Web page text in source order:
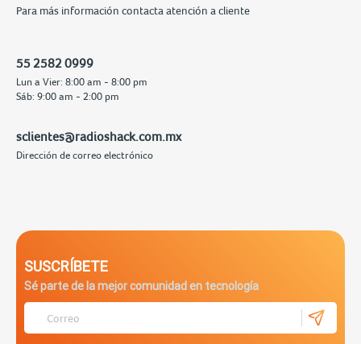
Para más información contacta atención a cliente
55 2582 0999
Lun a Vier: 8:00 am - 8:00 pm
Sáb: 9:00 am - 2:00 pm
sclientes@radioshack.com.mx
Dirección de correo electrónico
SUSCRÍBETE
Sé parte de la mejor comunidad en tecnología